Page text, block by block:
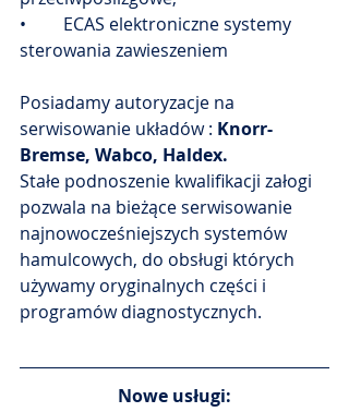
•	ECAS elektroniczne systemy
sterowania zawieszeniem
Posiadamy autoryzacje na
serwisowanie układów : Knorr-
Bremse, Wabco, Haldex.
Stałe podnoszenie kwalifikacji załogi
pozwala na bieżące serwisowanie
najnowocześniejszych systemów
hamulcowych, do obsługi których
używamy oryginalnych części i
programów diagnostycznych.
Nowe usługi: